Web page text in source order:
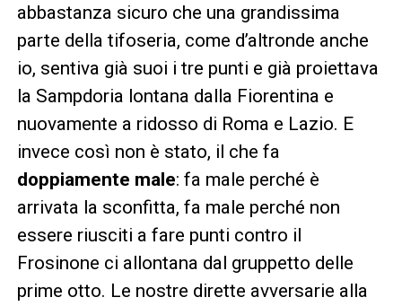
abbastanza sicuro che una grandissima
parte della tifoseria, come d’altronde anche
io, sentiva già suoi i tre punti e già proiettava
la Sampdoria lontana dalla Fiorentina e
nuovamente a ridosso di Roma e Lazio. E
invece così non è stato, il che fa
doppiamente male: fa male perché è
arrivata la sconfitta, fa male perché non
essere riusciti a fare punti contro il
Frosinone ci allontana dal gruppetto delle
prime otto. Le nostre dirette avversarie alla